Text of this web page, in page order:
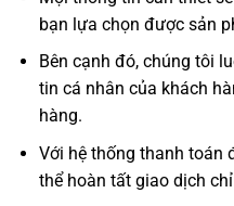
bạn lựa chọn được sản
Bên cạnh đó, chúng tôi
tin cá nhân của khách
hàng.
Với hệ thống thanh toán
thể hoàn tất giao dịch